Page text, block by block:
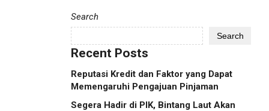
Search
Search
Recent Posts
Reputasi Kredit dan Faktor yang Dapat
Memengaruhi Pengajuan Pinjaman
Segera Hadir di PIK, Bintang Laut Akan